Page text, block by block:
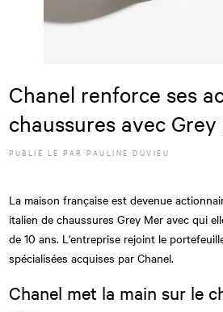
Chanel renforce ses
chaussures avec Grey
PUBLIÉ LEPARPAULINE DUVIEU
La maison française est devenue
italien de chaussures Grey Mer avec qui
de 10 ans. L'entreprise rejoint le
spécialisées acquises par Chanel.
Chanel met la main sur le